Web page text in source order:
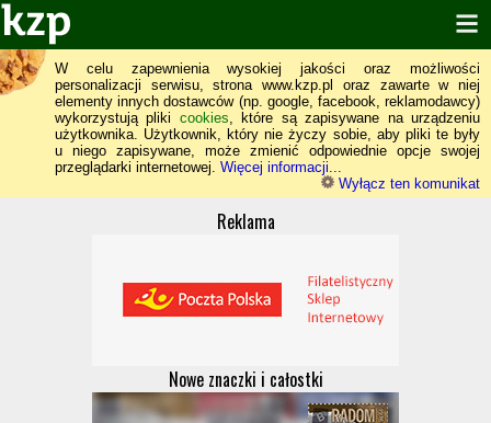
W celu zapewnienia wysokiej jakości oraz możliwości
personalizacji serwisu, strona www.kzp.pl oraz zawarte w niej
elementy innych dostawców (np. google, facebook, reklamodawcy)
wykorzystują pliki cookies, które są zapisywane na urządzeniu
użytkownika. Użytkownik, który nie życzy sobie, aby pliki te były
u niego zapisywane, może zmienić odpowiednie opcje swojej
przeglądarki internetowej. Więcej informacji...
Wyłącz ten komunikat
Reklama
Nowe znaczki i całostki